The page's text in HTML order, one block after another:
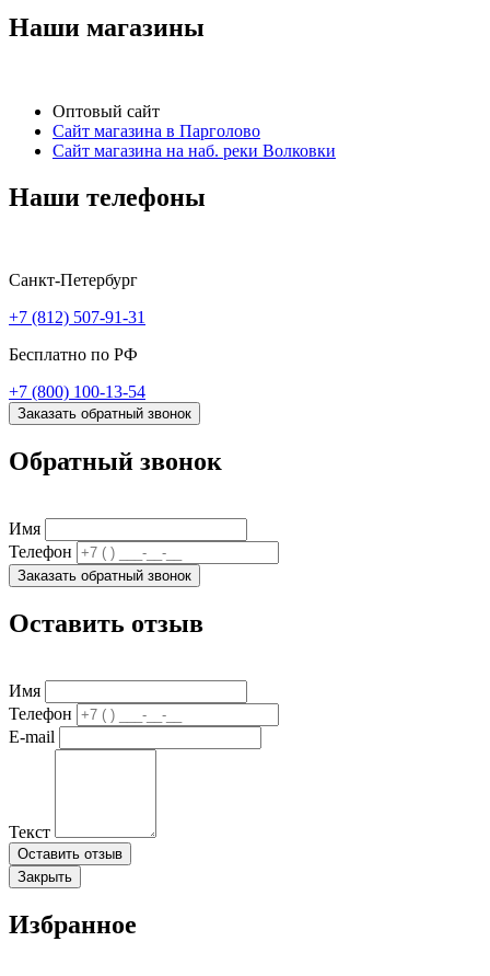
Наши магазины
Оптовый сайт
Сайт магазина в Парголово
Сайт магазина на наб. реки Волковки
Наши телефоны
Санкт-Петербург
+7 (812) 507-91-31
Бесплатно по РФ
+7 (800) 100-13-54
Заказать обратный звонок
Обратный звонок
Имя
Телефон
Заказать обратный звонок
Оставить отзыв
Имя
Телефон
E-mail
Текст
Оставить отзыв
Закрыть
Избранное